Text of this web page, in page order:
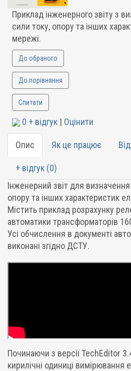
Приклад інженерного звіту з
сили току, опору та інших
мережі.
До обраного
До порівняння
Спитати
0 + відгук| Оцінити
Опис Як це працює
+ відгук (0)
Інженерний звіт для
опору та інших характеристик
Містить приклад розрахунку
автоматики трансформаторів
Усі обчислення в документі
виконані згідно ДСТУ.
Починаючи з версії TechEditor
кирилічні одиниці вимірювання